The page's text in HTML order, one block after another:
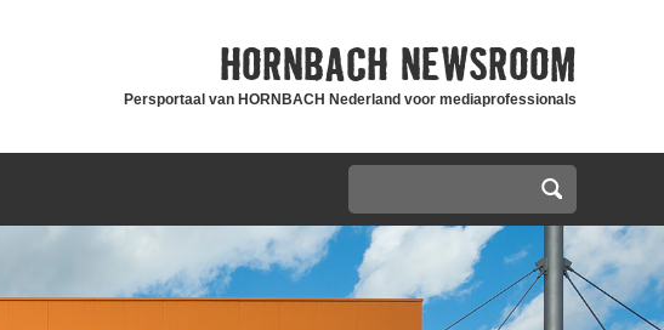
HORNBACH NEWSROOM
Persportaal van HORNBACH Nederland voor mediaprofessionals